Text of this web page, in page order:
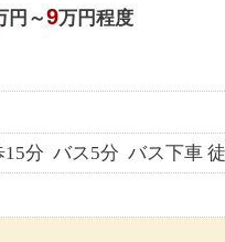
円～9万円程度
分 バス5分 バス下車